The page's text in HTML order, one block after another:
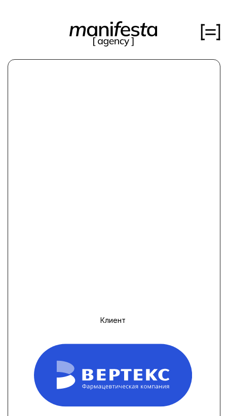
фармацевтическая компания. Входит
в топ-15 крупнейших производителей
аптеках.
смотрите результаты
Читайте кейс полностью за 10 минут
или сразу
смотрите результаты